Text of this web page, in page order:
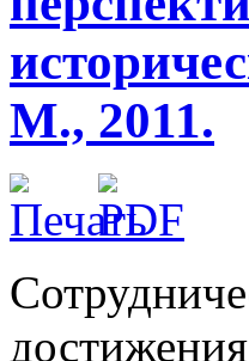
М., 2011.